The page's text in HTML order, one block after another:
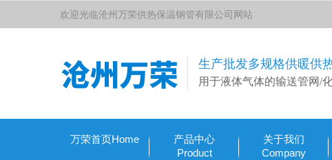
欢迎光临沧州万荣供热保温钢管有限公司网站
生产批发多规格供暖供
用于液体气体的输送管网/
万荣首页Home
产品中心
Product
关于我们
Company